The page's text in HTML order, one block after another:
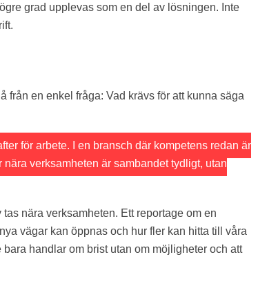
grad upplevas som en del av lösningen. Inte
från en enkel fråga: Vad krävs för att kunna säga
för arbete. I en bransch där kompetens redan är
verksamheten är sambandet tydligt, utan
nära verksamheten. Ett reportage om en
vägar kan öppnas och hur fler kan hitta till våra
handlar om brist utan om möjligheter och att